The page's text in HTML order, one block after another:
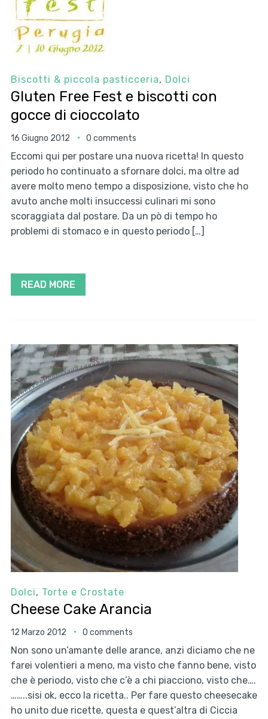
Biscotti & piccola pasticceria, Dolci
Gluten Free Fest e biscotti con
gocce di cioccolato
16 Giugno 2012 0 comments
Eccomi qui per postare una nuova ricetta! In questo
periodo ho continuato a sfornare dolci, ma oltre ad
avere molto meno tempo a disposizione, visto che ho
avuto anche molti insuccessi culinari mi sono
scoraggiata dal postare. Da un pò di tempo ho
problemi di stomaco e in questo periodo […]
READ MORE
Dolci, Torte e Crostate
Cheese Cake Arancia
12 Marzo 2012 0 comments
Non sono un’amante delle arance, anzi diciamo che ne
farei volentieri a meno, ma visto che fanno bene, visto
che è periodo, visto che c’è a chi piacciono, visto che….
……..sisi ok, ecco la ricetta.. Per fare questo cheesecake
ho unito due ricette, questa e quest’altra di Ciccia